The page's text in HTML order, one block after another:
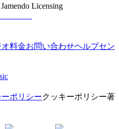
Jamendo Licensing
料金お問い合わせヘルプセン
ポリシークッキーポリシー著